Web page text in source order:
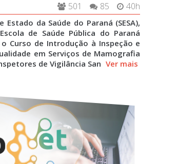
40h
85
501
Estado da Saúde do Paraná (SESA),
de Saúde Pública do Paraná
o Curso de Introdução à Inspeção e
em Serviços de Mamografia
de Vigilância San Ver mais